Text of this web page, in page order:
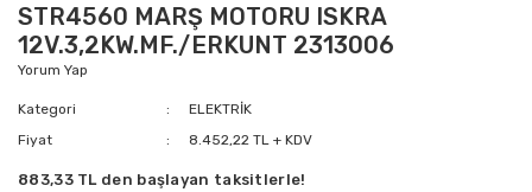
STR4560 MARŞ MOTORU ISKRA
12V.3,2KW.MF./ERKUNT 2313006
Yorum Yap
Kategori
ELEKTRİK
Fiyat
8.452,22 TL + KDV
883,33 TL den başlayan taksitlerle!